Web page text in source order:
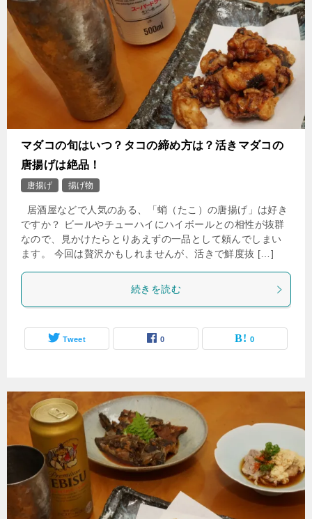
マダコの旬はいつ？タコの締め方は？活きマダコの
唐揚げは絶品！
唐揚げ 揚げ物
居酒屋などで人気のある、「蛸（たこ）の唐揚げ」は好き
ですか？ ビールやチューハイにハイボールとの相性が抜群
なので、見かけたらとりあえずの一品として頼んでしまい
ます。 今回は贅沢かもしれませんが、活きで鮮度抜 […]
続きを読む
Tweet 0 0